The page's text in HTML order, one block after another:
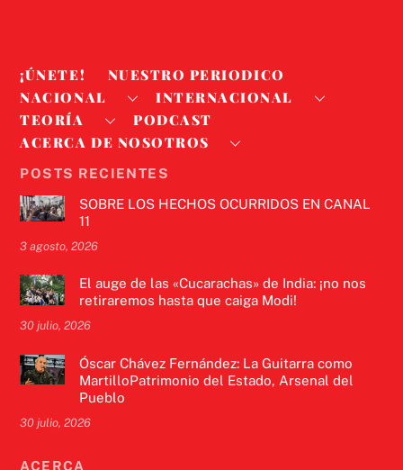
¡ÚNETE!
NUESTRO PERIODICO
NACIONAL
INTERNACIONAL
TEORÍA
PODCAST
ACERCA DE NOSOTROS
POSTS RECIENTES
SOBRE LOS HECHOS OCURRIDOS EN CANAL
11
3 agosto, 2026
El auge de las «Cucarachas» de India: ¡no nos
retiraremos hasta que caiga Modi!
30 julio, 2026
Óscar Chávez Fernández: La Guitarra como
MartilloPatrimonio del Estado, Arsenal del
Pueblo
30 julio, 2026
ACERCA